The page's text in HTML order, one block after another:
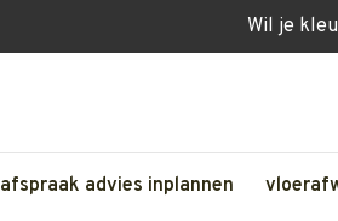
Wil je
afspraak advies inplannen